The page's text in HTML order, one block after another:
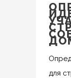
для